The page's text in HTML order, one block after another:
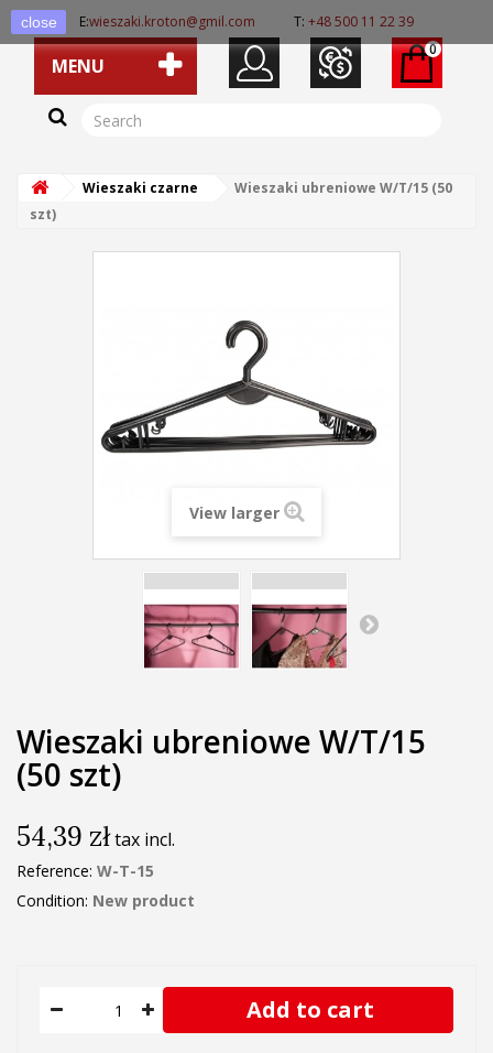
E:wieszaki.kroton@gmil.com T: +48 500 11 22 39
MENU
0
Wieszaki czarne
Wieszaki ubreniowe W/T/15 (50
szt)
View larger
Wieszaki ubreniowe W/T/15
(50 szt)
54,39 złtax incl.
Reference: W-T-15
Condition: New product
Add to cart
close